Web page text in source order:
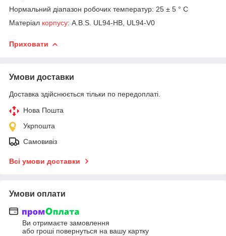
Нормальний діапазон робочих температур: 25 ± 5 ° C
Матеріал корпусу: A.В.S. UL94-HB, UL94-V0
Приховати
Умови доставки
Доставка здійснюється тільки по передоплаті.
Нова Пошта
Укрпошта
Самовивіз
Всі умови доставки
Умови оплати
Ви отримаєте замовлення
або гроші повернуться на вашу картку